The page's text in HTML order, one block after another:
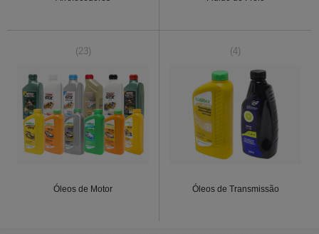
(23)
Óleos de Motor
(4)
Óleos de Transmissão